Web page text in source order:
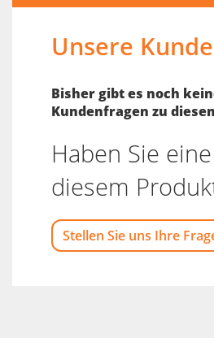
Unsere
Bisher gibt es noch
Kundenfragen zu
Haben Sie
diesem
Stellen Sie uns Ihre